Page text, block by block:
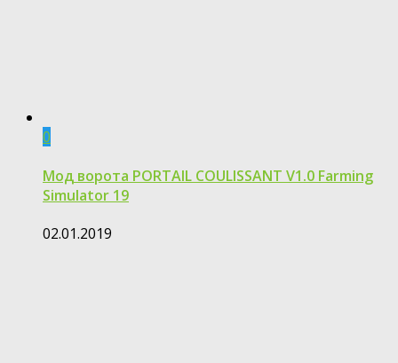
0
Мод ворота PORTAIL COULISSANT V1.0 Farming
Simulator 19
02.01.2019